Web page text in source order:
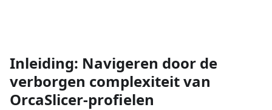
Inleiding: Navigeren door de
verborgen complexiteit van
OrcaSlicer-profielen